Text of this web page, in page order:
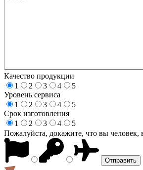
Качество продукции
1
2 3 4
5
Уровень сервиса
1
2 3 4
5
Срок изготовления
1
2 3 4
5
Пожалуйста, докажите, что вы человек,